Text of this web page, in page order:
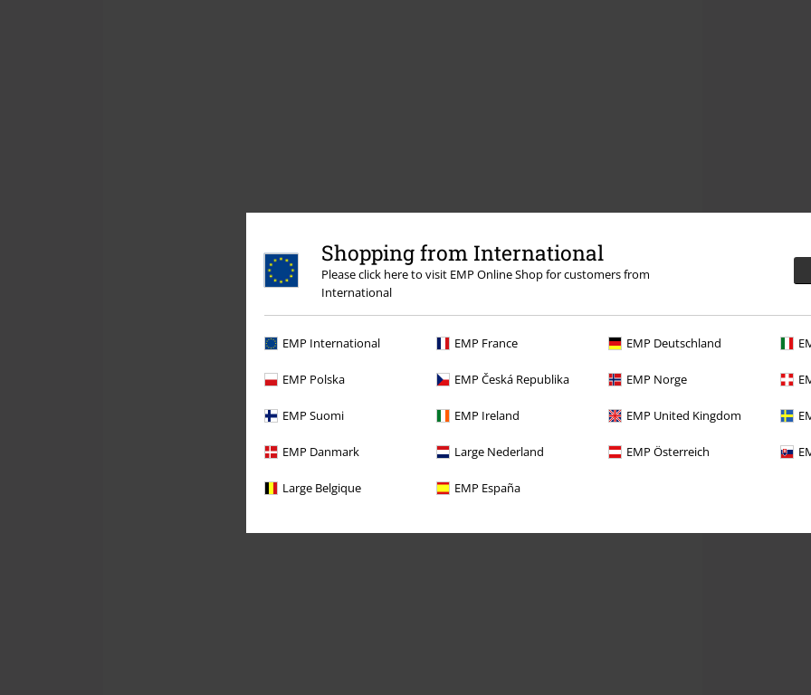
Shopping from International
Please click here to visit EMP Online Shop for customers from
International
EMP International EMP France EMP Deutschland
EMP Polska EMP Česká Republika EMP Norge
EMP Suomi EMP Ireland EMP United Kingdom
EMP Danmark Large Nederland EMP Österreich
Large Belgique EMP España